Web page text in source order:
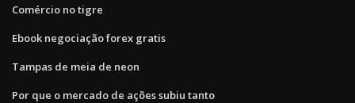
Comércio no tigre
Ebook negociação forex gratis
Tampas de meia de neon
Por que o mercado de ações subiu tanto